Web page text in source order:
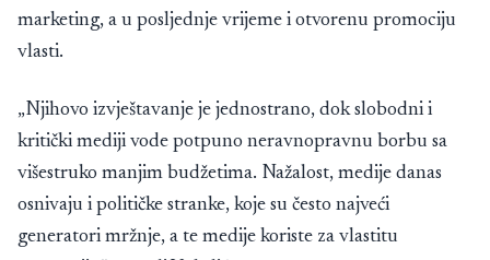
marketing, a u posljednje vrijeme i otvorenu promociju
vlasti.
„Njihovo izvještavanje je jednostrano, dok slobodni i
kritički mediji vode potpuno neravnopravnu borbu sa
višestruko manjim budžetima. Nažalost, medije danas
osnivaju i političke stranke, koje su često najveći
generatori mržnje, a te medije koriste za vlastitu